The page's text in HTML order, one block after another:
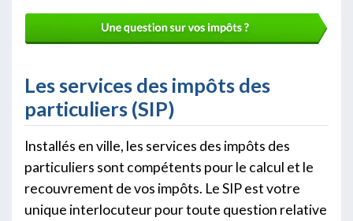
Les services des impôts des
particuliers (SIP)
Installés en ville, les services des impôts des
particuliers sont compétents pour le calcul et le
recouvrement de vos impôts. Le SIP est votre
unique interlocuteur pour toute question relative